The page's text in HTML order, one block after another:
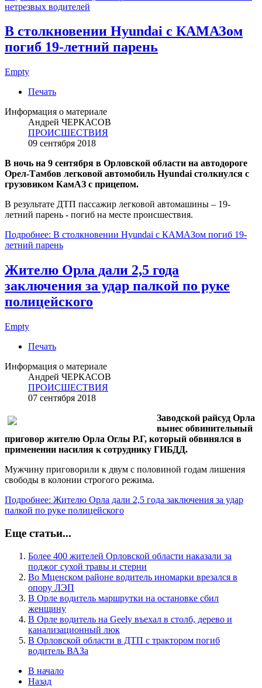
нетрезвых водителей
В столкновении Hyundai с КАМАЗом
погиб 19-летний парень
Empty
Печать
Информация о материале
Андрей ЧЕРКАСОВ
ПРОИСШЕСТВИЯ
09 сентября 2018
В ночь на 9 сентября в Орловской области на автодороге
Орел-Тамбов легковой автомобиль Hyundai столкнулся с
грузовиком КамАЗ с прицепом.
В результате ДТП пассажир легковой автомашины – 19-
летний парень - погиб на месте происшествия.
Подробнее: В столкновении Hyundai с КАМАЗом погиб 19-
летний парень
Жителю Орла дали 2,5 года
заключения за удар палкой по руке
полицейского
Empty
Печать
Информация о материале
Андрей ЧЕРКАСОВ
ПРОИСШЕСТВИЯ
07 сентября 2018
Заводской райсуд Орла
вынес обвинительный
приговор жителю Орла Оглы Р.Г, который обвинялся в
применении насилия к сотруднику ГИБДД.
Мужчину приговорили к двум с половиной годам лишения
свободы в колонии строгого режима.
Подробнее: Жителю Орла дали 2,5 года заключения за удар
палкой по руке полицейского
Еще статьи...
Более 400 жителей Орловской области наказали за
поджог сухой травы и стерни
Во Мценском районе водитель иномарки врезался в
опору ЛЭП
В Орле водитель маршрутки на остановке сбил
женщину
В Орле водитель на Geely въехал в столб, дерево и
канализационный люк
В Орловской области в ДТП с трактором погиб
водитель ВАЗа
В начало
Назад